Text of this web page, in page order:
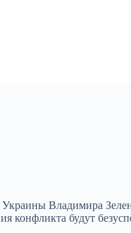
Украины Владимира
конфликта будут